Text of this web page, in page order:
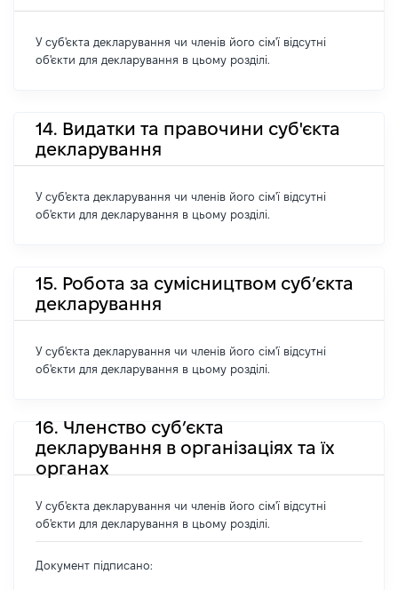
У суб'єкта декларування чи членів його сім'ї відсутні
об'єкти для декларування в цьому розділі.
14. Видатки та правочини суб'єкта
декларування
У суб'єкта декларування чи членів його сім'ї відсутні
об'єкти для декларування в цьому розділі.
15. Робота за сумісництвом суб’єкта
декларування
У суб'єкта декларування чи членів його сім'ї відсутні
об'єкти для декларування в цьому розділі.
16. Членство суб’єкта
декларування в організаціях та їх
органах
У суб'єкта декларування чи членів його сім'ї відсутні
об'єкти для декларування в цьому розділі.
Документ підписано: